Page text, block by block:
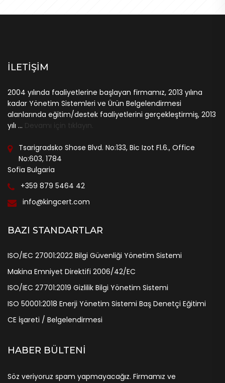
İLETIŞIM
2004 yılında faaliyetlerine başlayan firmamız, 2013 yılına
kadar Yönetim Sistemleri ve Ürün Belgelendirmesi
alanlarında eğitim/destek faaliyetlerini gerçekleştirmiş, 2013
yılı ... Devamı için tıklayın.
Tsarigradsko Shose Blvd. No:133, Bic Izot Fl.6., Office
No:603, 1784
Sofia Bulgaria
+359 879 5464 42
info@kingcert.com
BAZI STANDARTLAR
ISO/IEC 27001:2022 Bilgi Güvenliği Yönetim Sistemi
Makina Emniyet Direktifi 2006/42/EC
ISO/IEC 27701:2019 Gizlilik Bilgi Yönetim Sistemi
ISO 50001:2018 Enerji Yönetim Sistemi Baş Denetçi Eğitimi
CE İşareti / Belgelendirmesi
HABER BÜLTENI
Söz veriyoruz spam yapmayacağız. Firmamız ve